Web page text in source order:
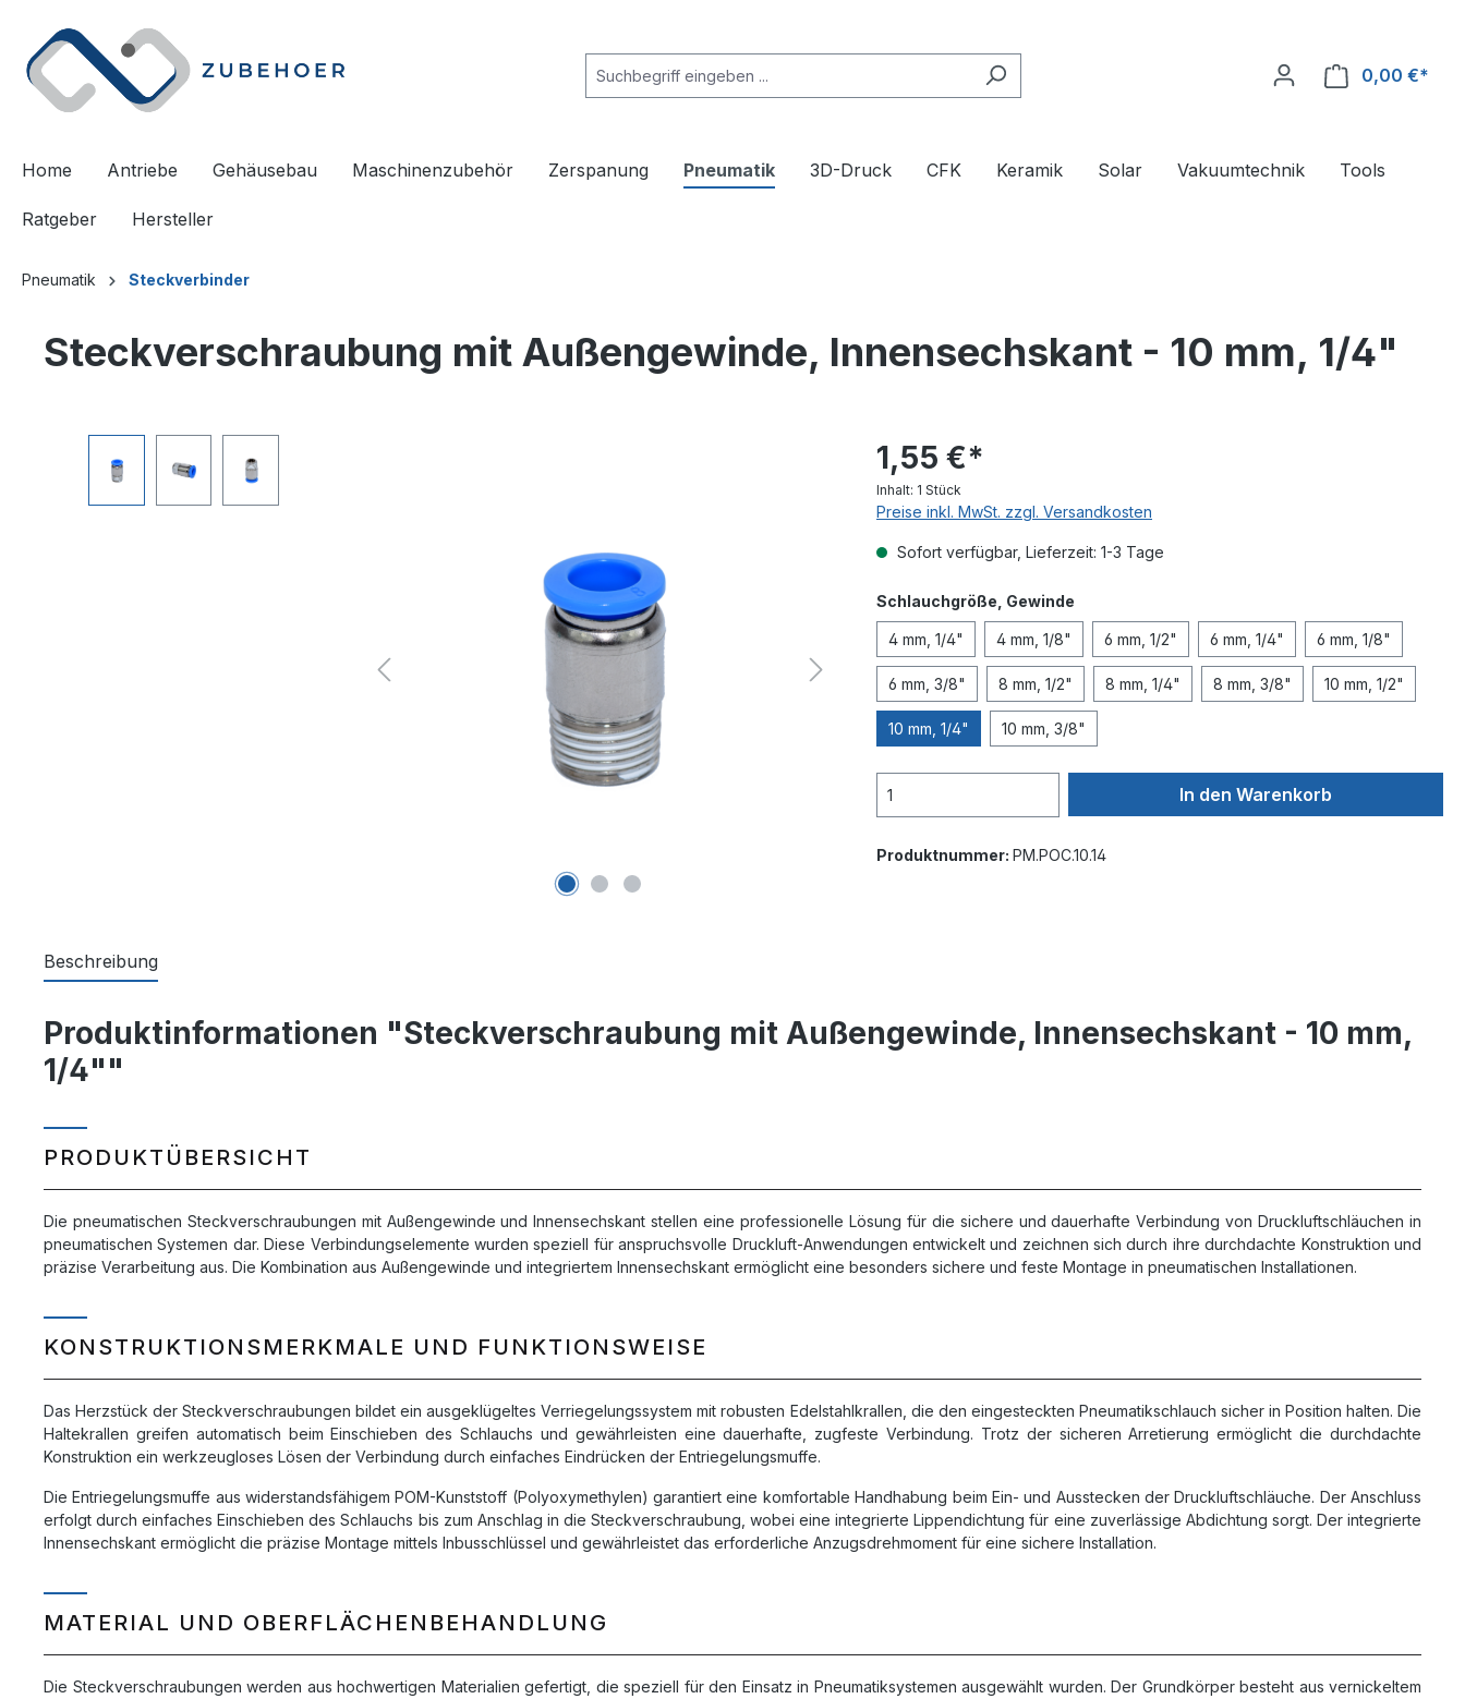
0,00 €*
Home Antriebe Gehäusebau Maschinenzubehör Zerspanung Pneumatik 3D-Druck CFK Keramik Solar Vakuumtechnik Tools
Ratgeber Hersteller
Pneumatik Steckverbinder
Steckverschraubung mit Außengewinde, Innensechskant - 10 mm, 1/4"
1,55 €*
Inhalt: 1 Stück
Preise inkl. MwSt. zzgl. Versandkosten
Sofort verfügbar, Lieferzeit: 1-3 Tage
Schlauchgröße, Gewinde
4 mm, 1/4" 4 mm, 1/8" 6 mm, 1/2" 6 mm, 1/4" 6 mm, 1/8"
6 mm, 3/8" 8 mm, 1/2" 8 mm, 1/4" 8 mm, 3/8" 10 mm, 1/2"
10 mm, 1/4" 10 mm, 3/8"
In den Warenkorb
Produktnummer: PM.POC.10.14
Beschreibung
Produktinformationen "Steckverschraubung mit Außengewinde, Innensechskant - 10 mm,
1/4""
PRODUKTÜBERSICHT
Die pneumatischen Steckverschraubungen mit Außengewinde und Innensechskant stellen eine professionelle Lösung für die sichere und dauerhafte Verbindung von Druckluftschläuchen in
pneumatischen Systemen dar. Diese Verbindungselemente wurden speziell für anspruchsvolle Druckluft-Anwendungen entwickelt und zeichnen sich durch ihre durchdachte Konstruktion und
präzise Verarbeitung aus. Die Kombination aus Außengewinde und integriertem Innensechskant ermöglicht eine besonders sichere und feste Montage in pneumatischen Installationen.
KONSTRUKTIONSMERKMALE UND FUNKTIONSWEISE
Das Herzstück der Steckverschraubungen bildet ein ausgeklügeltes Verriegelungssystem mit robusten Edelstahlkrallen, die den eingesteckten Pneumatikschlauch sicher in Position halten. Die
Haltekrallen greifen automatisch beim Einschieben des Schlauchs und gewährleisten eine dauerhafte, zugfeste Verbindung. Trotz der sicheren Arretierung ermöglicht die durchdachte
Konstruktion ein werkzeugloses Lösen der Verbindung durch einfaches Eindrücken der Entriegelungsmuffe.
Die Entriegelungsmuffe aus widerstandsfähigem POM-Kunststoff (Polyoxymethylen) garantiert eine komfortable Handhabung beim Ein- und Ausstecken der Druckluftschläuche. Der Anschluss
erfolgt durch einfaches Einschieben des Schlauchs bis zum Anschlag in die Steckverschraubung, wobei eine integrierte Lippendichtung für eine zuverlässige Abdichtung sorgt. Der integrierte
Innensechskant ermöglicht die präzise Montage mittels Inbusschlüssel und gewährleistet das erforderliche Anzugsdrehmoment für eine sichere Installation.
MATERIAL UND OBERFLÄCHENBEHANDLUNG
Die Steckverschraubungen werden aus hochwertigen Materialien gefertigt, die speziell für den Einsatz in Pneumatiksystemen ausgewählt wurden. Der Grundkörper besteht aus vernickeltem